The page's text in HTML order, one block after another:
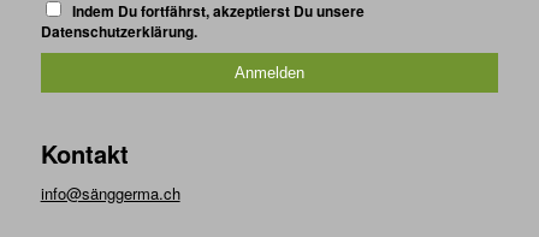
Indem Du fortfährst, akzeptierst Du unsere
Datenschutzerklärung.
Kontakt
info@sänggerma.ch